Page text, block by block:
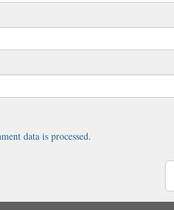
data is processed.